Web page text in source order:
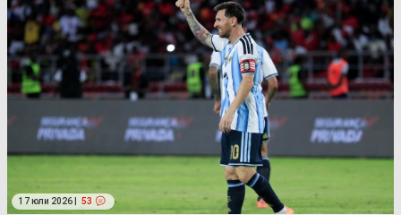
17 юли 2026 | 53